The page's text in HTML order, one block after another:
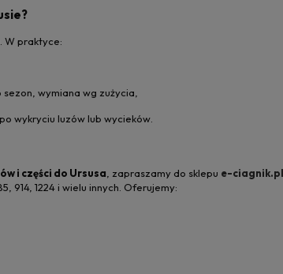
W praktyce:
sezon, wymiana wg zużycia,
wykryciu luzów lub wycieków.
i części do Ursusa , zapraszamy do sklepu e-ciagnik.pl
914, 1224 i wielu innych. Oferujemy: